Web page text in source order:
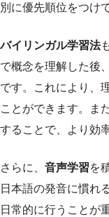
別に優先順位をつけ
バイリンガル学習法
で概念を理解した後
です。これにより、
ことができます。ま
することで、より効
さらに、 音声学習を
日本語の発音に慣れ
日常的に行うことが